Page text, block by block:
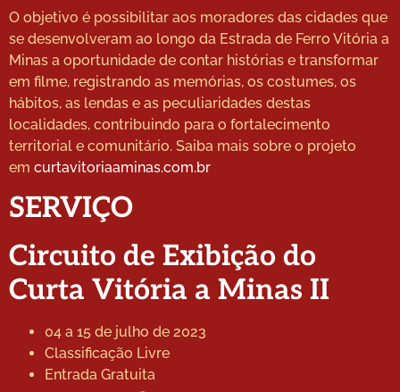
O objetivo é possibilitar aos moradores das cidades que
se desenvolveram ao longo da Estrada de Ferro Vitória a
Minas a oportunidade de contar histórias e transformar
em filme, registrando as memórias, os costumes, os
hábitos, as lendas e as peculiaridades destas
localidades, contribuindo para o fortalecimento
territorial e comunitário. Saiba mais sobre o projeto
em curtavitoriaaminas.com.br
SERVIÇO
Circuito de Exibição do
Curta Vitória a Minas II
04 a 15 de julho de 2023
Classificação Livre
Entrada Gratuita